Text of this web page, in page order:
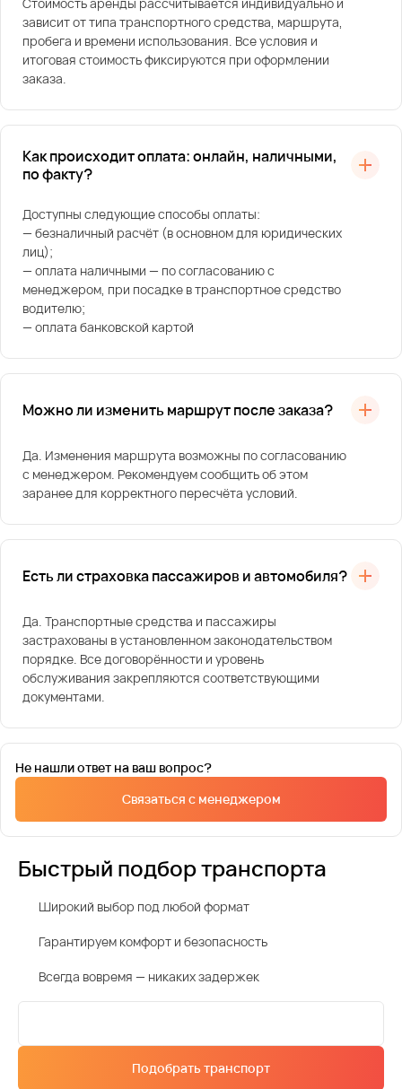
зависит от типа транспортного средства, маршрута,
пробега и времени использования. Все условия и
итоговая стоимость фиксируются при оформлении
заказа.
Как происходит оплата: онлайн, наличными,
по факту?
Доступны следующие способы оплаты:
— безналичный расчёт (в основном для юридических
лиц);
— оплата наличными — по согласованию с
менеджером, при посадке в транспортное средство
водителю;
— оплата банковской картой
Можно ли изменить маршрут после заказа?
Да. Изменения маршрута возможны по согласованию
с менеджером. Рекомендуем сообщить об этом
заранее для корректного пересчёта условий.
Есть ли страховка пассажиров и автомобиля?
Да. Транспортные средства и пассажиры
застрахованы в установленном законодательством
порядке. Все договорённости и уровень
обслуживания закрепляются соответствующими
документами.
Не нашли ответ на ваш вопрос?
Связаться с менеджером
Быстрый подбор транспорта
Широкий выбор под любой формат
Гарантируем комфорт и безопасность
Всегда вовремя — никаких задержек
Подобрать транспорт